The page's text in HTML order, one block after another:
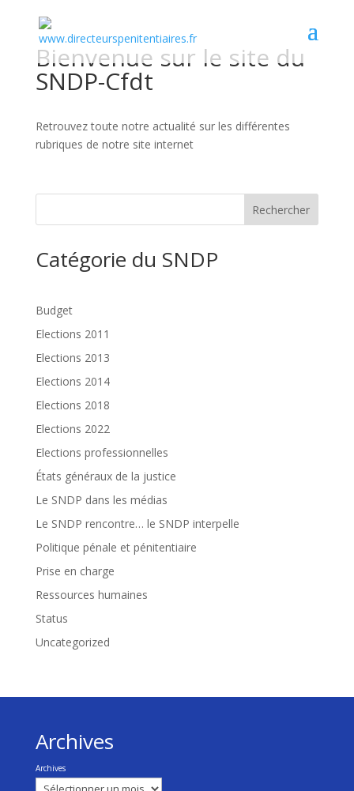
Bienvenue sur le site du
SNDP-Cfdt
Retrouvez toute notre actualité sur les différentes
rubriques de notre site internet
Rechercher
Catégorie du SNDP
Budget
Elections 2011
Elections 2013
Elections 2014
Elections 2018
Elections 2022
Elections professionnelles
États généraux de la justice
Le SNDP dans les médias
Le SNDP rencontre… le SNDP interpelle
Politique pénale et pénitentiaire
Prise en charge
Ressources humaines
Status
Uncategorized
Archives
Archives